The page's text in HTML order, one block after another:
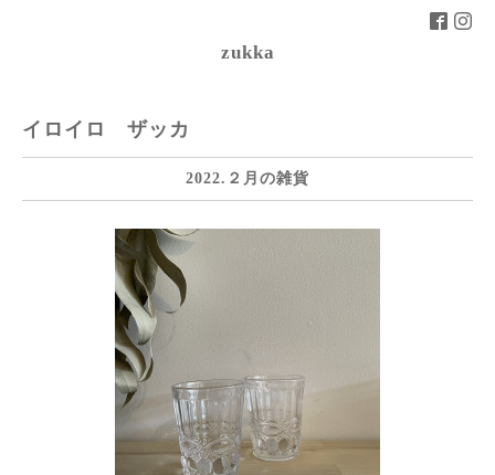
zukka
イロイロ ザッカ
2022.２月の雑貨